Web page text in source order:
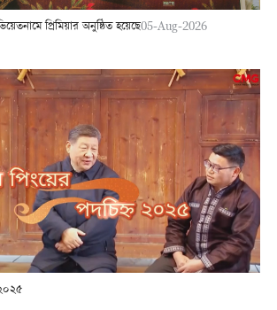
প্রিমিয়ার অনুষ্ঠিত হয়েছে05-Aug-2026